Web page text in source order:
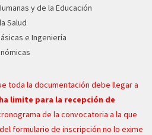
y de la Educación
Salud
e Ingeniería
toda la documentación debe llegar a
limite para la recepción de
de la convocatoria a la que
formulario de inscripción no lo exime